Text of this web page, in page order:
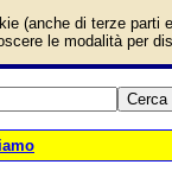
e le bombe
di vendita.
(anche di terze parti
le modalità per